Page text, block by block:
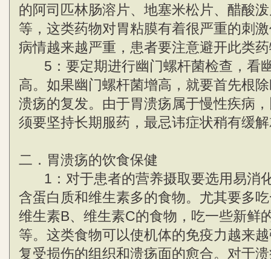
的阿司匹林肠溶片、地塞米松片、醋酸
等，这类药物对胃粘膜有着很严重的刺
病情越来越严重，患者要注意避开此类
5：要定期进行幽门螺杆菌检查，看
高。如果幽门螺杆菌增高，就要首先根
溃疡的复发。由于胃溃疡属于慢性疾病
须要坚持长期服药，最忌讳症状稍有缓
二．胃溃疡的饮食保健
1：对于患者的营养摄取要选用易消
含蛋白质和维生素多的食物。尤其要多
维生素B、维生素C的食物，吃一些新鲜
等。这类食物可以使机体的免疫力越来
复受损伤的组织和溃疡面的愈合。对于